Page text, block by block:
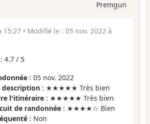
Premgun
15:27 • Modifié le : 05 nov. 2022 à
: 4.7 / 5
: 05 nov. 2022
description : ★★★★★ Très bien
l'itinéraire : ★★★★★ Très bien
de randonnée : ★★★★☆ Bien
: Non